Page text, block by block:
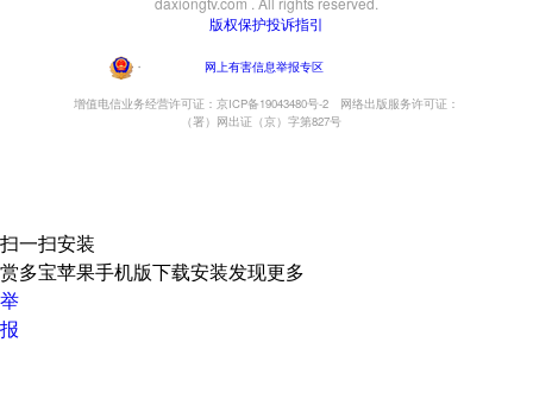
版权保护投诉指引
・ 网上有害信息举报专区
增值电信业务经营许可证：京ICP备19043480号-2
网络出版服务许可证：
（署）网出证（京）字第827号
扫一扫安装
赏多宝苹果手机版下载安装发现更多
举
报